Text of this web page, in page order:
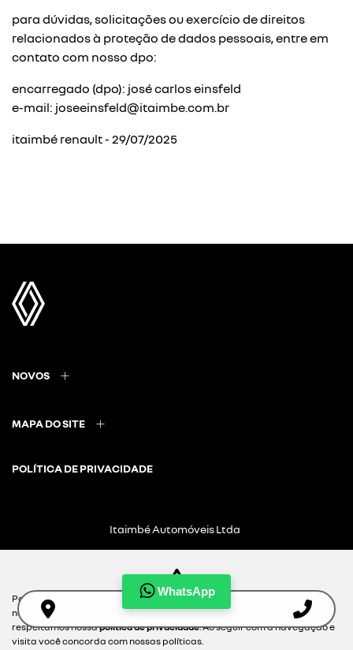
WhatsApp
para dúvidas, solicitações ou exercício de direitos
relacionados à proteção de dados pessoais, entre em
contato com nosso dpo:
encarregado (dpo): josé carlos einsfeld
e-mail: joseeinsfeld@itaimbe.com.br
itaimbé renault - 29/07/2025
NOVOS
MAPA DO SITE
POLÍTICA DE PRIVACIDADE
Itaimbé Automóveis Ltda
Desacelere. Seu bem maior é a vida.
Para otimizar sua experiência durante a navegação, fazemos uso de
nossa política de cookies e para proteger seus dados pessoais
respeitamos nossapolítica de privacidade. Ao seguir com a navegação e
visita você concorda com nossas políticas.